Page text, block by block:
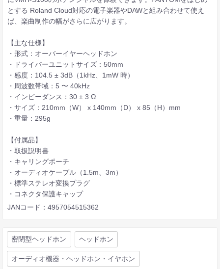
とする Roland Cloud対応の電子楽器やDAWと組み合わせて使え
ば、楽曲制作の幅がさらに広がります。
【主な仕様】
・形式：オーバーイヤーヘッドホン
・ドライバーユニットサイズ：50mm
・感度：104.5 ± 3dB（1kHz、1mW 時）
・周波数帯域：5 〜 40kHz
・インピーダンス：30 ± 3 Ω
・サイズ：210mm（W） x 140mm（D） x 85（H）mm
・重量：295g
【付属品】
・取扱説明書
・キャリングポーチ
・オーディオケーブル（1.5m、3m）
・標準ステレオ変換プラグ
・コネクタ保護キャップ
JANコード：4957054515362
密閉型ヘッドホン ヘッドホン
オーディオ機器・ヘッドホン・イヤホン